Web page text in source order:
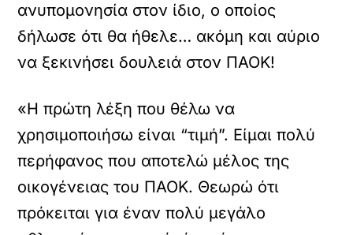
ανυπομονησία στον ίδιο, ο οποίος
δήλωσε ότι θα ήθελε… ακόμη και αύριο
να ξεκινήσει δουλειά στον ΠΑΟΚ!
«Η πρώτη λέξη που θέλω να
χρησιμοποιήσω είναι “τιμή”. Είμαι πολύ
περήφανος που αποτελώ μέλος της
οικογένειας του ΠΑΟΚ. Θεωρώ ότι
πρόκειται για έναν πολύ μεγάλο